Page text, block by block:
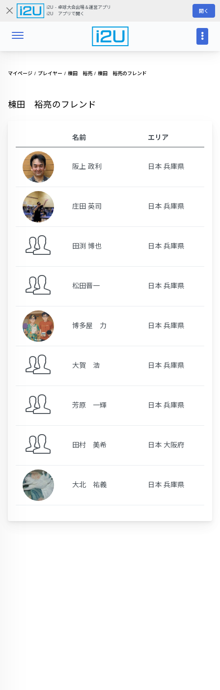
i2U - 卓球大会出場＆運営アプリ
i2U アプリで開く
開く
マイページ プレイヤー 棟田 裕亮 棟田 裕亮のフレンド
棟田 裕亮のフレンド
名前 エリア
阪上 政利 日本 兵庫県
庄田 英司 日本 兵庫県
田渕 博也 日本 兵庫県
松田晋一 日本 兵庫県
博多屋 力 日本 兵庫県
大賀 浩 日本 兵庫県
芳原 一輝 日本 兵庫県
田村 美希 日本 大阪府
大北 祐義 日本 兵庫県